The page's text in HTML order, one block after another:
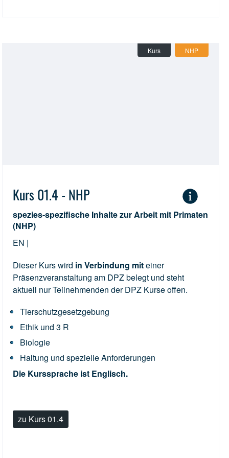
Kurs NHP
Kurs 01.4 - NHP
spezies-spezifische Inhalte zur Arbeit mit Primaten
(NHP)
EN |
Dieser Kurs wird in Verbindung miteiner
Präsenzveranstaltung am DPZ belegt und steht
aktuell nur Teilnehmenden der DPZ Kurse offen.
Tierschutzgesetzgebung
Ethik und 3 R
Biologie
Haltung und spezielle Anforderungen
Die Kurssprache ist Englisch.
zu Kurs 01.4